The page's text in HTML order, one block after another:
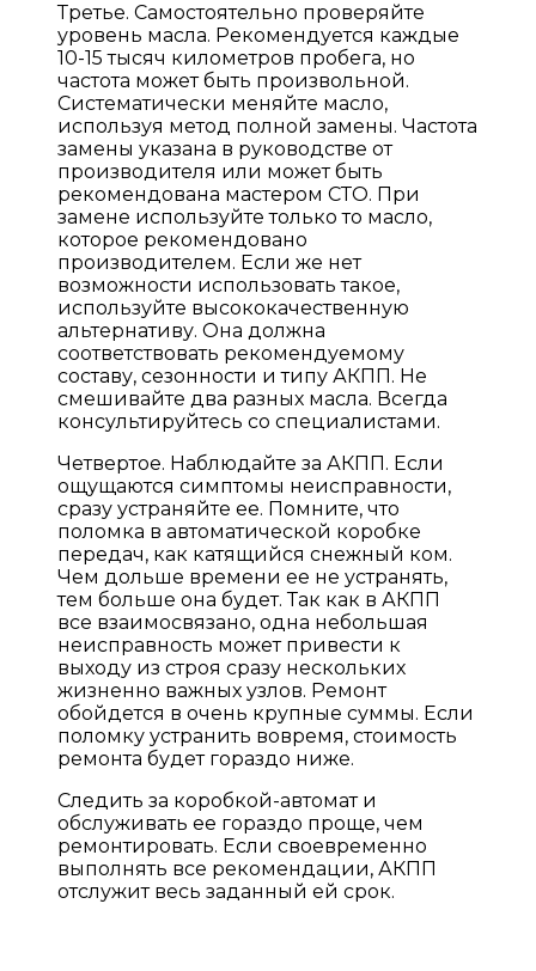
Третье. Самостоятельно проверяйте
уровень масла. Рекомендуется каждые
10-15 тысяч километров пробега, но
частота может быть произвольной.
Систематически меняйте масло,
используя метод полной замены. Частота
замены указана в руководстве от
производителя или может быть
рекомендована мастером СТО. При
замене используйте только то масло,
которое рекомендовано
производителем. Если же нет
возможности использовать такое,
используйте высококачественную
альтернативу. Она должна
соответствовать рекомендуемому
составу, сезонности и типу АКПП. Не
смешивайте два разных масла. Всегда
консультируйтесь со специалистами.
Четвертое. Наблюдайте за АКПП. Если
ощущаются симптомы неисправности,
сразу устраняйте ее. Помните, что
поломка в автоматической коробке
передач, как катящийся снежный ком.
Чем дольше времени ее не устранять,
тем больше она будет. Так как в АКПП
все взаимосвязано, одна небольшая
неисправность может привести к
выходу из строя сразу нескольких
жизненно важных узлов. Ремонт
обойдется в очень крупные суммы. Если
поломку устранить вовремя, стоимость
ремонта будет гораздо ниже.
Следить за коробкой-автомат и
обслуживать ее гораздо проще, чем
ремонтировать. Если своевременно
выполнять все рекомендации, АКПП
отслужит весь заданный ей срок.